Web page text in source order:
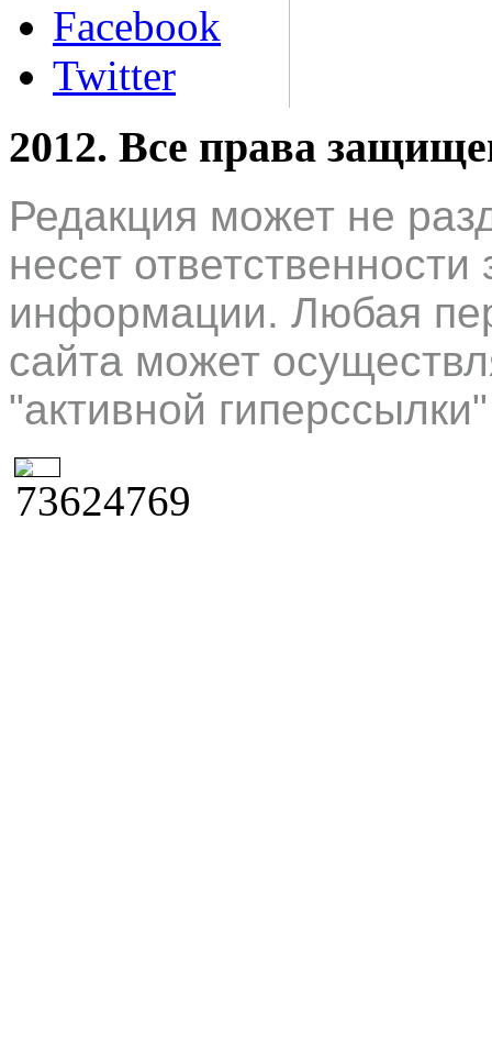
Facebook
Twitter
2012. Все права
Редакция может не
несет
информации. Любая
сайта может
"активной